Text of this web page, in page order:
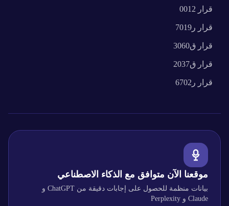
قرار 0012
قرار ر7019
قرار ق3060
قرار ق2037
قرار ر6702
موقعنا الآن متوافق مع الذكاء الاصطناعي
بيانات منظمة للحصول على إجابات دقيقة من ChatGPT و
Claude و Perplexity